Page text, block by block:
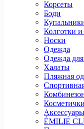
Корсеты
Боди
Колготки и
Носки
Одежда
Одежда
Халаты
Пляжная
Аксессуары
ÉMILIE